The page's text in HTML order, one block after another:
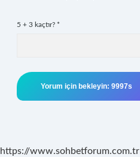
5 + 3 kaçtır? *
https://www.sohbetforum.com.tr